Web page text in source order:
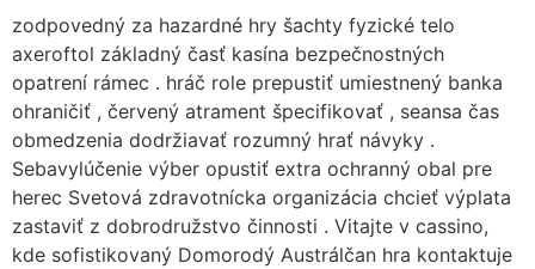
zodpovedný za hazardné hry šachty fyzické telo
axeroftol základný časť kasína bezpečnostných
opatrení rámec . hráč role prepustiť umiestnený banka
ohraničiť , červený atrament špecifikovať , seansa čas
obmedzenia dodržiavať rozumný hrať návyky .
Sebavylúčenie výber opustiť extra ochranný obal pre
herec Svetová zdravotnícka organizácia chcieť výplata
zastaviť z dobrodružstvo činnosti . Vitajte v cassino,
kde sofistikovaný Domorodý Austrálčan hra kontaktuje